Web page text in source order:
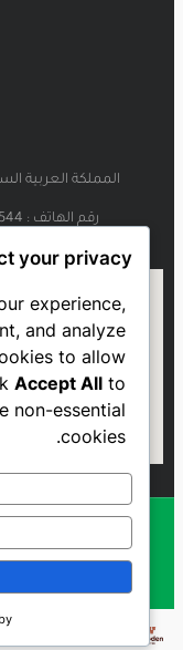
المملكة العربية
رقم الهاتف : 0163645544 – رقم الفاكس : 0163641219
your privacy
experience,
and analyze
to allow
Accept All to
non-essential
cookies.